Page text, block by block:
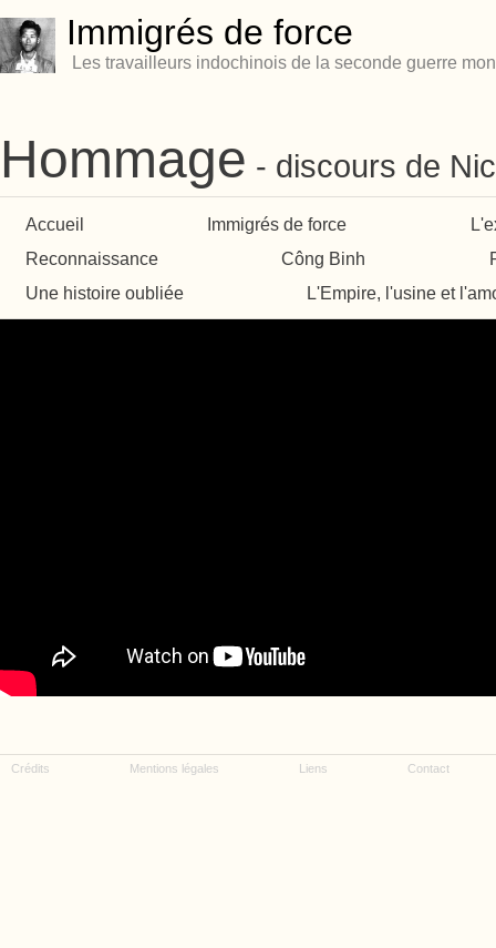
Immigrés de force
Les travailleurs indochinois de la seconde guerre
Hommage discours de
Accueil Immigrés de force
Reconnaissance
Công Binh
Une histoire oubliée
L'Empire, l'usine et
Crédits Mentions légales Liens Contact